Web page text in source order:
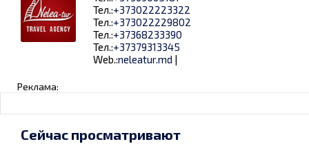
Тел.:+373022223322
Тел.:+373022229802
Тел.:+37368233390
Тел.:+37379313345
Web.:neleatur.md |
Реклама:
Сейчас просматривают